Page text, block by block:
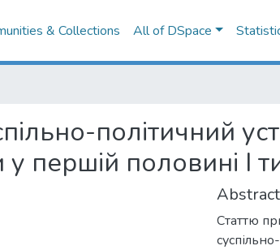
& Collections All of DSpace
політичний
у першій половині І
Abstract
Статтю